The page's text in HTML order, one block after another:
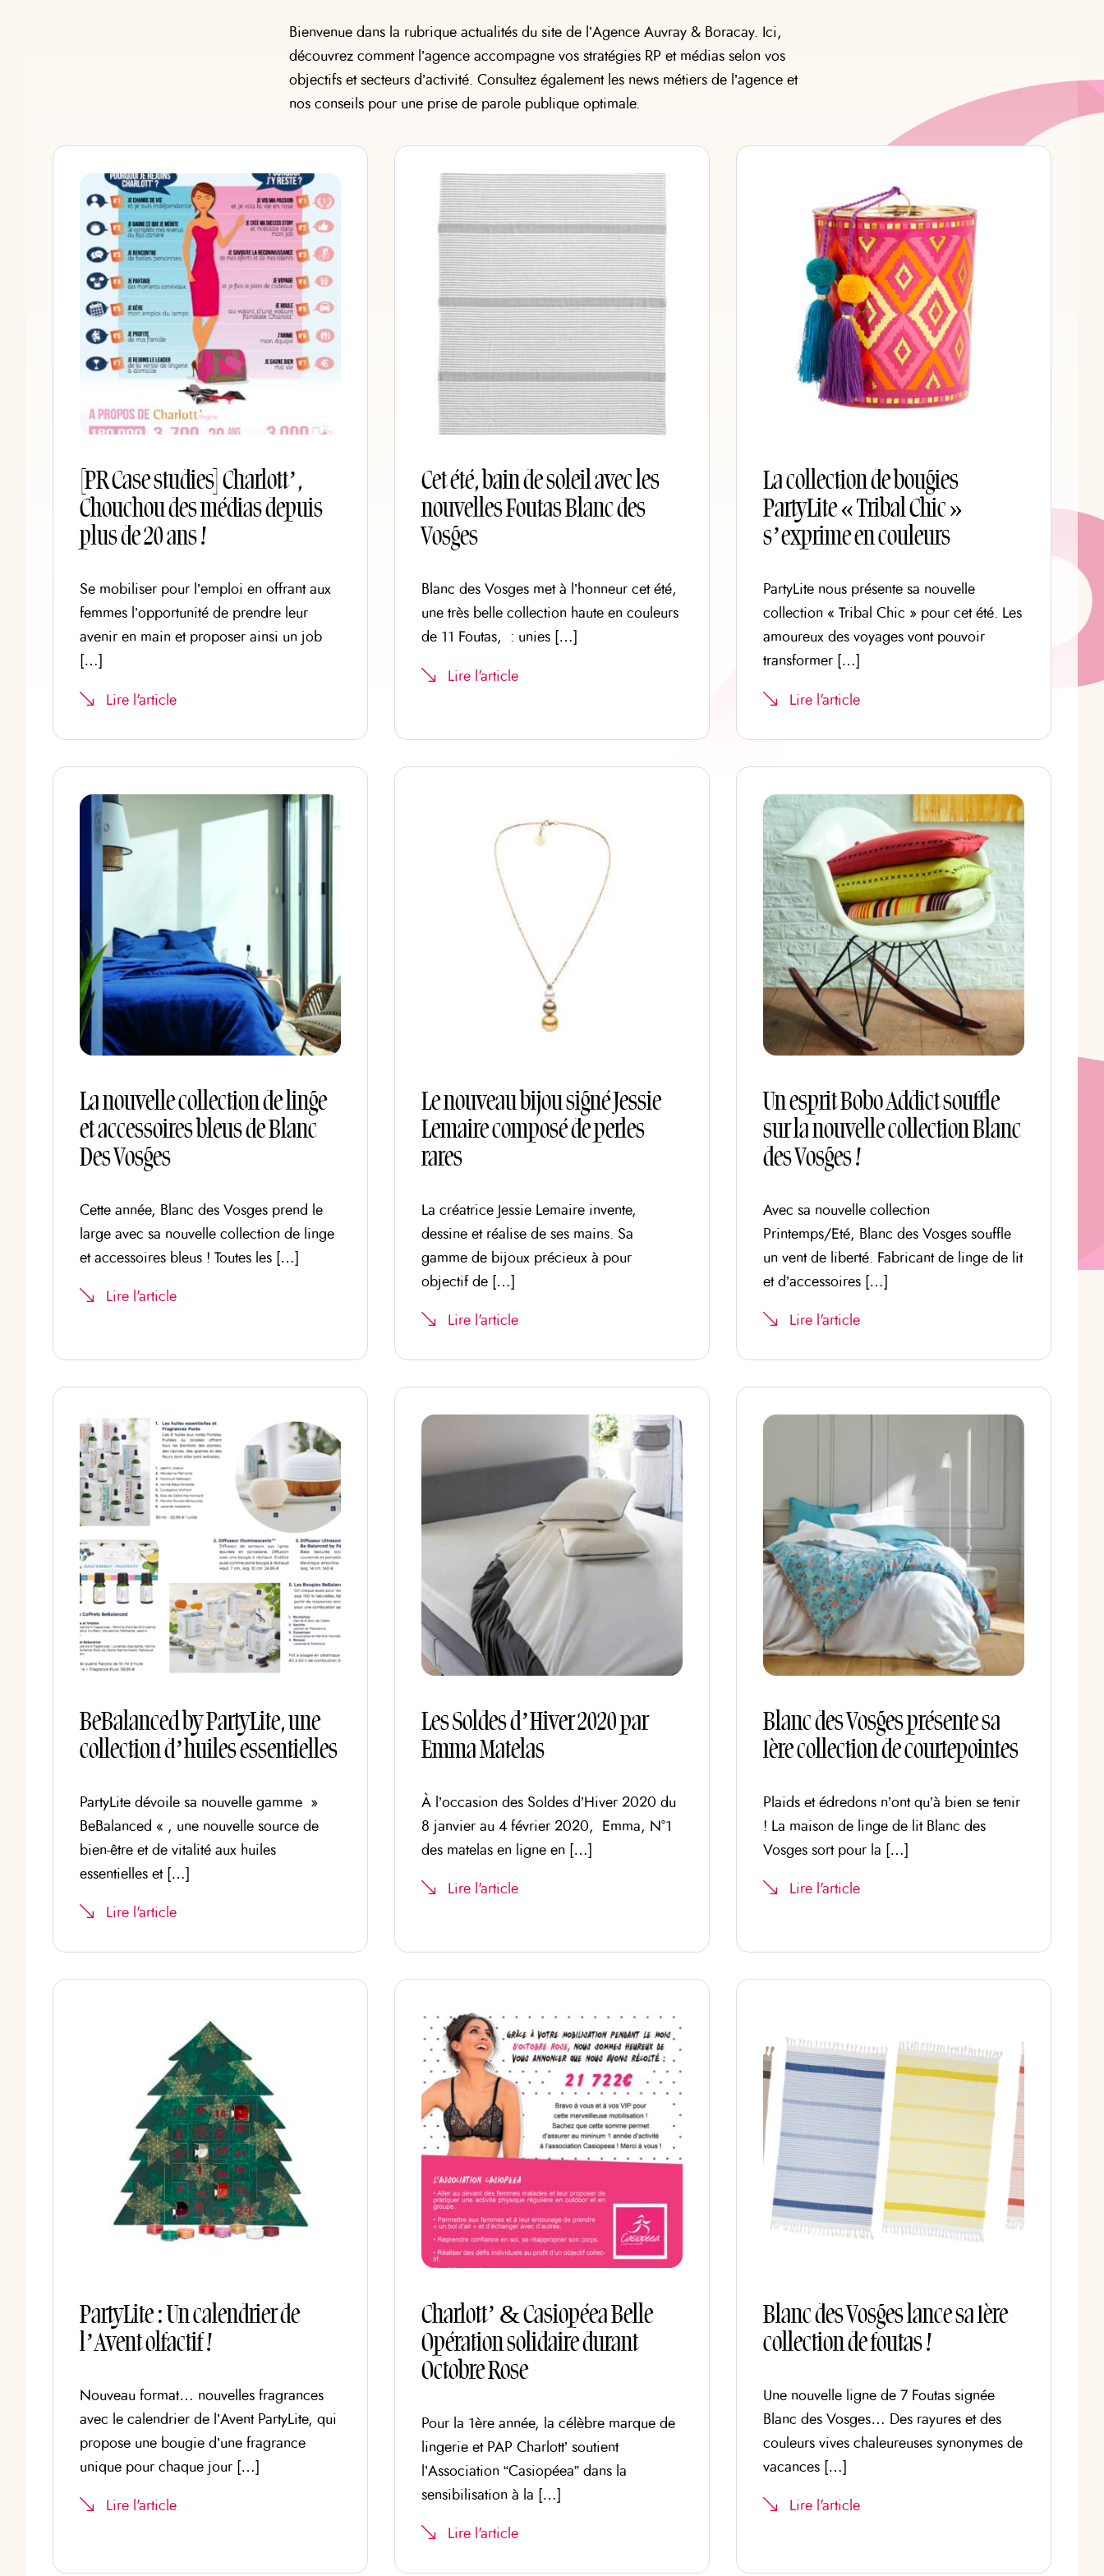
Bienvenue dans la rubrique actualités du site de l’Agence Auvray & Boracay. Ici,
découvrez comment l’agence accompagne vos stratégies RP et médias selon vos
objectifs et secteurs d’activité. Consultez également les news métiers de l’agence et
nos conseils pour une prise de parole publique optimale.
[PR Case studies] Charlott’,
Chouchou des médias depuis
plus de 20 ans !
Se mobiliser pour l’emploi en offrant aux
femmes l’opportunité de prendre leur
avenir en main et proposer ainsi un job
[…]
Lire l'article
Cet été, bain de soleil avec les
nouvelles Foutas Blanc des
Vosges
Blanc des Vosges met à l’honneur cet été,
une très belle collection haute en couleurs
de 11 Foutas, : unies […]
Lire l'article
La collection de bougies
PartyLite « Tribal Chic »
s’exprime en couleurs
PartyLite nous présente sa nouvelle
collection « Tribal Chic » pour cet été. Les
amoureux des voyages vont pouvoir
transformer […]
Lire l'article
La nouvelle collection de linge
et accessoires bleus de Blanc
Des Vosges
Cette année, Blanc des Vosges prend le
large avec sa nouvelle collection de linge
et accessoires bleus ! Toutes les […]
Lire l'article
Le nouveau bijou signé Jessie
Lemaire composé de perles
rares
La créatrice Jessie Lemaire invente,
dessine et réalise de ses mains. Sa
gamme de bijoux précieux à pour
objectif de […]
Lire l'article
Un esprit Bobo Addict souffle
sur la nouvelle collection Blanc
des Vosges !
Avec sa nouvelle collection
Printemps/Eté, Blanc des Vosges souffle
un vent de liberté. Fabricant de linge de lit
et d’accessoires […]
Lire l'article
BeBalanced by PartyLite, une
collection d’huiles essentielles
PartyLite dévoile sa nouvelle gamme »
BeBalanced « , une nouvelle source de
bien-être et de vitalité aux huiles
essentielles et […]
Lire l'article
Les Soldes d’Hiver 2020 par
Emma Matelas
À l’occasion des Soldes d’Hiver 2020 du
8 janvier au 4 février 2020, Emma, N°1
des matelas en ligne en […]
Lire l'article
Blanc des Vosges présente sa
1ère collection de courtepointes
Plaids et édredons n’ont qu’à bien se tenir
! La maison de linge de lit Blanc des
Vosges sort pour la […]
Lire l'article
PartyLite : Un calendrier de
l’Avent olfactif !
Nouveau format… nouvelles fragrances
avec le calendrier de l’Avent PartyLite, qui
propose une bougie d’une fragrance
unique pour chaque jour […]
Lire l'article
Charlott’ & Casiopéea Belle
Opération solidaire durant
Octobre Rose
Pour la 1ère année, la célèbre marque de
lingerie et PAP Charlott’ soutient
l’Association “Casiopéea” dans la
sensibilisation à la […]
Lire l'article
Blanc des Vosges lance sa 1ère
collection de foutas !
Une nouvelle ligne de 7 Foutas signée
Blanc des Vosges… Des rayures et des
couleurs vives chaleureuses synonymes de
vacances […]
Lire l'article